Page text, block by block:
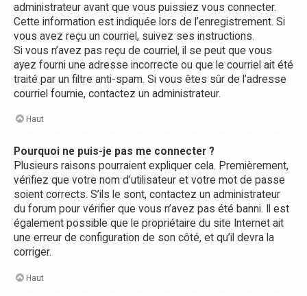
administrateur avant que vous puissiez vous connecter.
Cette information est indiquée lors de l’enregistrement. Si
vous avez reçu un courriel, suivez ses instructions.
Si vous n’avez pas reçu de courriel, il se peut que vous
ayez fourni une adresse incorrecte ou que le courriel ait été
traité par un filtre anti-spam. Si vous êtes sûr de l’adresse
courriel fournie, contactez un administrateur.
Haut
Pourquoi ne puis-je pas me connecter ?
Plusieurs raisons pourraient expliquer cela. Premièrement,
vérifiez que votre nom d’utilisateur et votre mot de passe
soient corrects. S’ils le sont, contactez un administrateur
du forum pour vérifier que vous n’avez pas été banni. Il est
également possible que le propriétaire du site Internet ait
une erreur de configuration de son côté, et qu’il devra la
corriger.
Haut